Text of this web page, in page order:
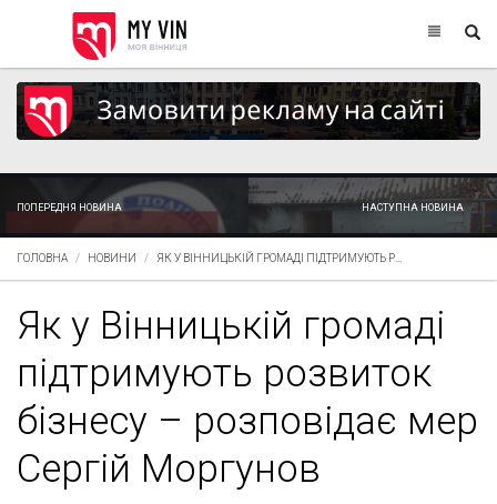
ПОПЕРЕДНЯ НОВИНА НАСТУПНА НОВИНА
ГОЛОВНА НОВИНИ ЯК У ВІННИЦЬКІЙ ГРОМАДІ ПІДТРИМУЮТЬ Р...
Як у Вінницькій громаді
підтримують розвиток
бізнесу – розповідає мер
Сергій Моргунов